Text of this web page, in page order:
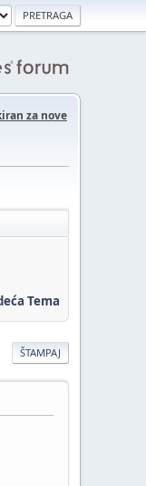
za nove
Tema
ŠTAMPAJ